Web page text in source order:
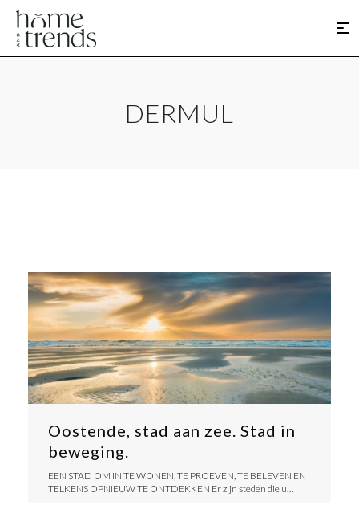
DERMUL
Oostende, stad aan zee. Stad in
beweging.
​EEN STAD OM IN TE WONEN, TE PROEVEN, TE BELEVEN EN
TELKENS OPNIEUW TE ONTDEKKEN ​Er zijn steden die u…